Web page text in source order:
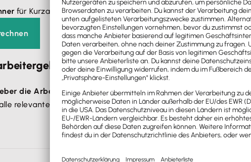
für Kurzarbeitergeld sind immer auf dem neuesten Stand
Rechner
die Arbeitszeitihrer Mitarbeiter prozentual herunter.
relevanten Angaben zur KUG-Berechnung ganz leicht
2026, für das du das KUG berechnen möchtest.